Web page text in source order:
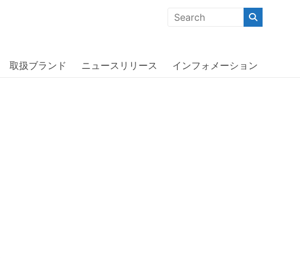
ークな商品」「機能的な商品」「コストパフォーマンスの高い商
取扱ブランド ニュースリリース インフォメーション